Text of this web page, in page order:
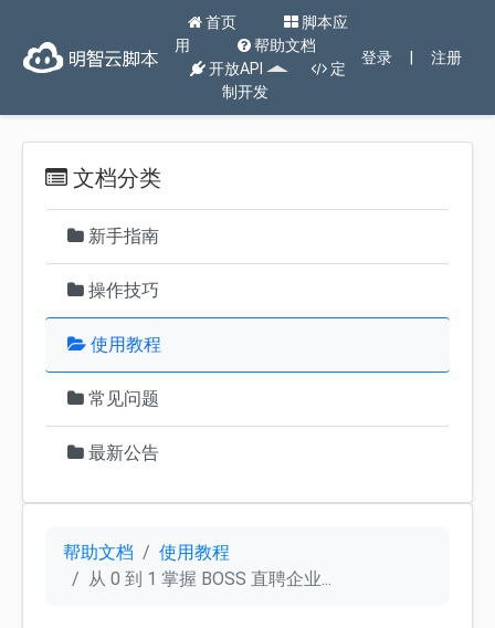
首页
脚本应
用
帮助文档
开放API
定
制开发
登录 | 注册
文档分类
新手指南
操作技巧
使用教程
常见问题
最新公告
帮助文档
使用教程
从 0 到 1 掌握 BOSS 直聘企业...